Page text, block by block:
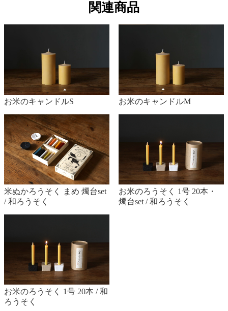
関連商品
お米のキャンドルS お米のキャンドルM
米ぬかろうそく まめ 燭台set
/ 和ろうそく
お米のろうそく 1号 20本・
燭台set / 和ろうそく
お米のろうそく 1号 20本 / 和
ろうそく